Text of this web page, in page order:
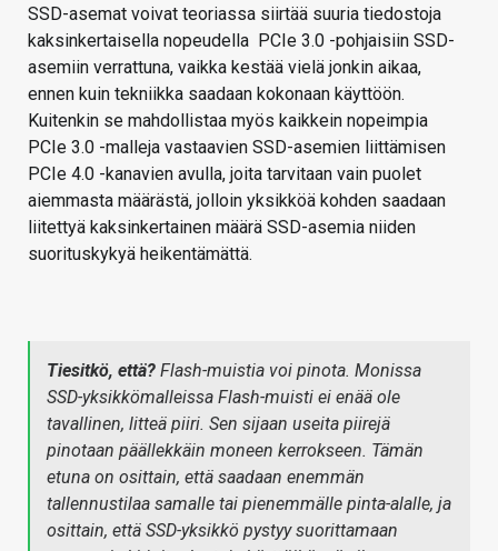
SSD-asemat voivat teoriassa siirtää suuria tiedostoja
kaksinkertaisella nopeudella PCIe 3.0 -pohjaisiin SSD-
asemiin verrattuna, vaikka kestää vielä jonkin aikaa,
ennen kuin tekniikka saadaan kokonaan käyttöön.
Kuitenkin se mahdollistaa myös kaikkein nopeimpia
PCIe 3.0 -malleja vastaavien SSD-asemien liittämisen
PCIe 4.0 -kanavien avulla, joita tarvitaan vain puolet
aiemmasta määrästä, jolloin yksikköä kohden saadaan
liitettyä kaksinkertainen määrä SSD-asemia niiden
suorituskykyä heikentämättä.
Tiesitkö, että? Flash-muistia voi pinota. Monissa
SSD-yksikkömalleissa Flash-muisti ei enää ole
tavallinen, litteä piiri. Sen sijaan useita piirejä
pinotaan päällekkäin moneen kerrokseen. Tämän
etuna on osittain, että saadaan enemmän
tallennustilaa samalle tai pienemmälle pinta-alalle, ja
osittain, että SSD-yksikkö pystyy suorittamaan